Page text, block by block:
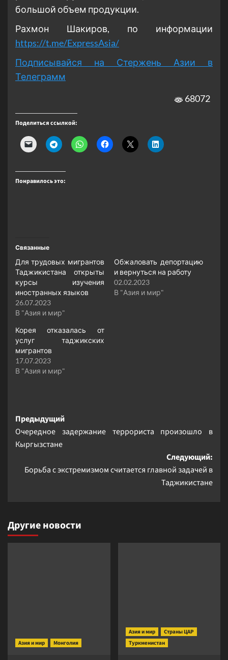
большой объем продукции.
Рахмон Шакиров, по информации
https://t.me/ExpressAsia/
Подписывайся на Стержень Азии в
Телеграмм
68072
Поделиться ссылкой:
Понравилось это:
Связанные
Для трудовых мигрантов
Таджикистана открыты
курсы изучения
иностранных языков
26.07.2023
В "Азия и мир"
Обжаловать депортацию
и вернуться на работу
02.02.2023
В "Азия и мир"
Корея отказалась от
услуг таджикских
мигрантов
17.07.2023
В "Азия и мир"
Навигация
записи
Предыдущий
Очередное задержание террориста произошло в
Кыргызстане
Следующий:
Борьба с экстремизмом считается главной задачей в
Таджикистане
Другие новости
Азия и мир Монголия
Азия и мир
Страны ЦАР
Туркменистан